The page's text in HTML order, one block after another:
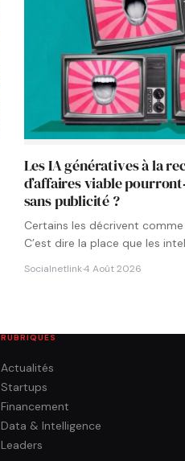
Les IA génératives à la
d’affaires viable
sans publicité ?
Certains les décrivent
C’est dire la place que les
Socialnetlink·4 Août 2026
RUBRIQUES
Actualités
Startups
Financement
Data & Intelligence
Leaders